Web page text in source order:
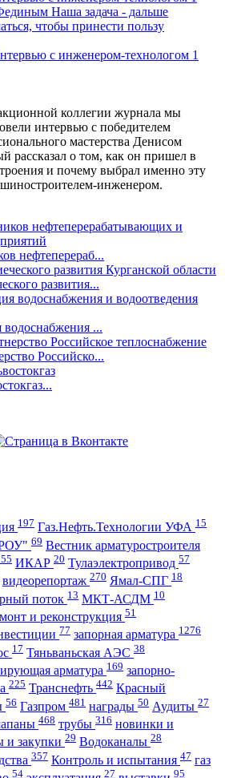
с инженером-технологом 1
коллегии журнала мы
интервью с победителем
мастерства Денисом
рассказал о том, как он пришел в
и почему выбрал именно эту
инженером.
нефтеперераб...
развития...
водоснабжения ...
Российско...
197 Газ.Нефть.Технологии УФА 15
69 Вестник арматуростроителя
ИКАР 20 Тулаэлектропривод 57
видеорепортаж 270 Ямал-СПГ 18
поток 13 МКТ-АСДМ 10
и реконструкция 51
77 запорная арматура 1276
17 Тяньваньская АЭС 38
арматура 169 запорно-
225 Транснефть 442 Красный
56 Газпром 481 награды 50 Аудиты 27
468 трубы 316 новинки и
и закупки 29 Водоканалы 28
357 Контроль и испытания 47 газ
54 27 95